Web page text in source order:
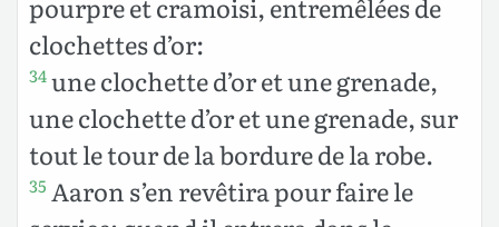
clochettes d’or:
34une clochette d’or et une grenade,
une clochette d’or et une grenade, sur
tout le tour de la bordure de la robe.
35 Aaron s’en revêtira pour faire le